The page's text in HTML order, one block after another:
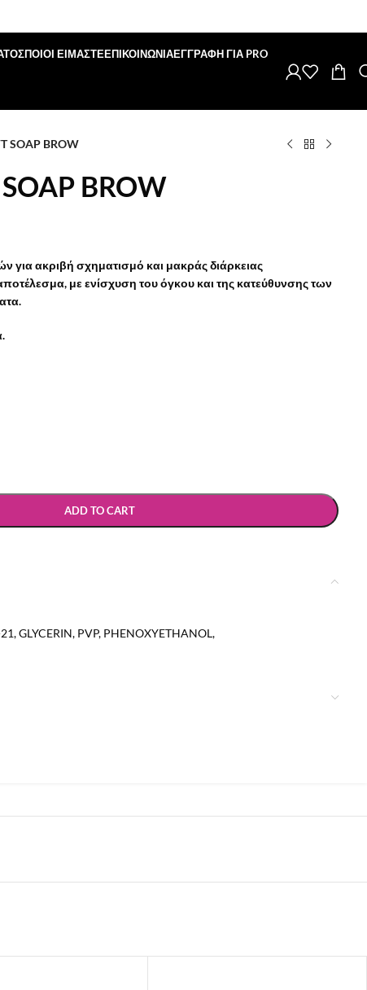
ΠΟΙΟΙ ΕΙΜΑΣΤΕΕΠΙΚΟΙΝΩΝΙΑΕΓΓΡΑΦΗ ΓΙΑ PRO
SOAP BROW
BROW
για ακριβή σχηματισμό και μακράς διάρκειας
με ενίσχυση του όγκου και της κατεύθυνσης των
ADD TO CART
GLYCERIN, PVP, PHENOXYETHANOL,